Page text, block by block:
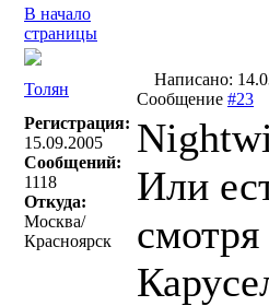
В начало
страницы
Толян
Написано:
Сообщение #23
Регистрация:
15.09.2005
Сообщений:
1118
Откуда:
Москва/
Красноярск
Или